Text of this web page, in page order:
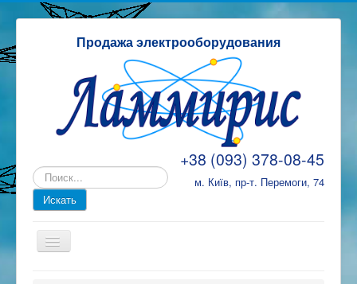
Продажа электрооборудования
+38 (093) 378-08-45
м. Київ, пр-т. Перемоги, 74